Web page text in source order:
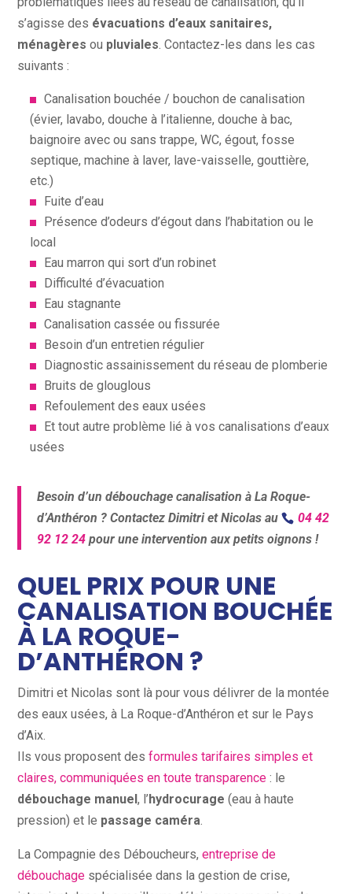
s’agisse des évacuations d’eaux sanitaires,
ménagèresou pluviales. Contactez-les dans les cas
suivants :
Canalisation bouchée / bouchon de canalisation
(évier, lavabo, douche à l’italienne, douche à bac,
baignoire avec ou sans trappe, WC, égout, fosse
septique, machine à laver, lave-vaisselle, gouttière,
etc.)
Fuite d’eau
Présence d’odeurs d’égout dans l’habitation ou le
local
Eau marron qui sort d’un robinet
Difficulté d’évacuation
Eau stagnante
Canalisation cassée ou fissurée
Besoin d’un entretien régulier
Diagnostic assainissement du réseau de plomberie
Bruits de glouglous
Refoulement des eaux usées
Et tout autre problème lié à vos canalisations d’eaux
usées
Besoin d’un débouchage canalisation à La Roque-
d’Anthéron ? Contactez Dimitri et Nicolas au
04 42
92 12 24 pour une intervention aux petits oignons !
QUEL PRIX POUR UNE
CANALISATION BOUCHÉE
À LA ROQUE-
D’ANTHÉRON ?
Dimitri et Nicolas sont là pour vous délivrer de la montée
des eaux usées, à La Roque-d’Anthéron et sur le Pays
d’Aix.
Ils vous proposent desformules tarifaires simples et
claires, communiquées en toute transparence : le
débouchage manuel, l’hydrocurage (eau à haute
pression) et le passage caméra.
La Compagnie des Déboucheurs,entreprise de
débouchage spécialisée dans la gestion de crise,